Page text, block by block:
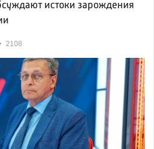
истоки зарождения
2108